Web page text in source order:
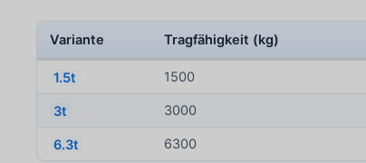
Variante Tragfähigkeit (kg)
1.5t 1500
3t 3000
6.3t 6300